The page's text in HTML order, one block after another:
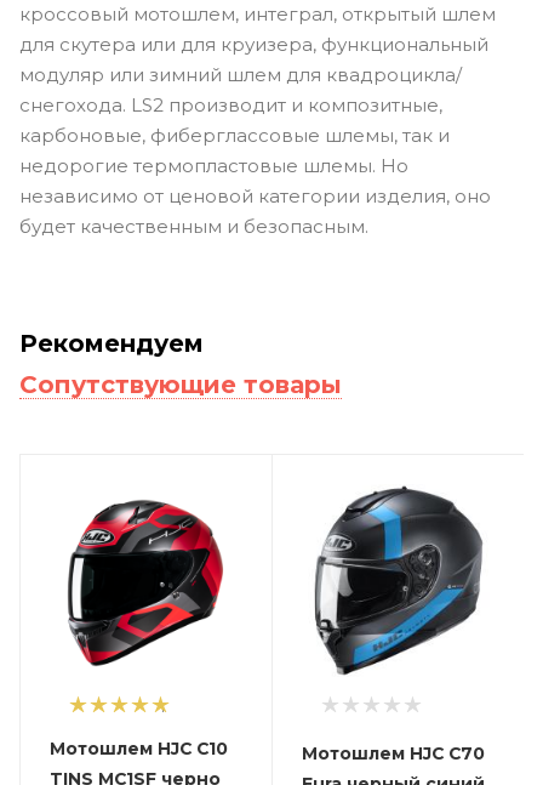
кроссовый мотошлем, интеграл, открытый шлем
для скутера или для круизера, функциональный
модуляр или зимний шлем для квадроцикла/
снегохода. LS2 производит и композитные,
карбоновые, фиберглассовые шлемы, так и
недорогие термопластовые шлемы. Но
независимо от ценовой категории изделия, оно
будет качественным и безопасным.
Рекомендуем
Сопутствующие товары
1
Мотошлем HJC C10
TINS MC1SF черно
Мотошлем HJC C70